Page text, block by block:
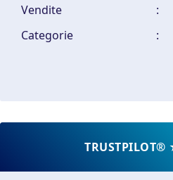
Vendite
:
Categorie
: